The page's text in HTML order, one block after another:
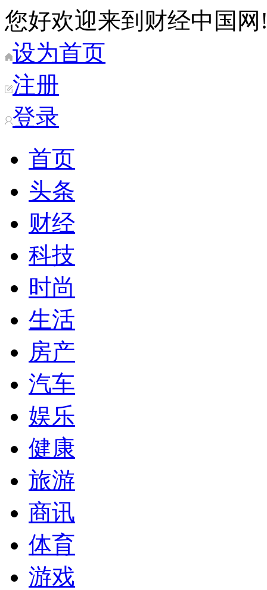
您好欢迎来到财经中国网
设为首页
注册
登录
首页
头条
财经
科技
时尚
生活
房产
汽车
娱乐
健康
旅游
商讯
体育
游戏